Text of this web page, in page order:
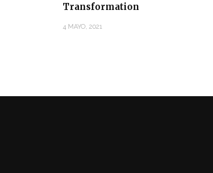
Transformation
4 MAYO, 2021